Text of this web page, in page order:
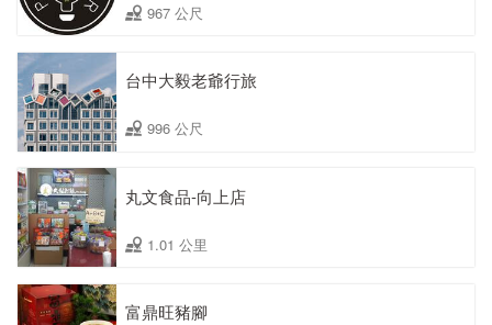
967 公尺
台中大毅老爺行旅
996 公尺
丸文食品-向上店
1.01 公里
富鼎旺豬腳